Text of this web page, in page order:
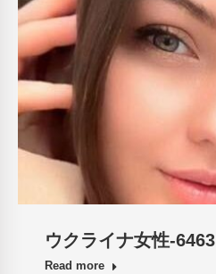
ウクライナ女性-6463
Read more